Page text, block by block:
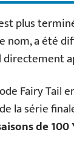
plus
nom, a été
Fairy Tail
la série
de